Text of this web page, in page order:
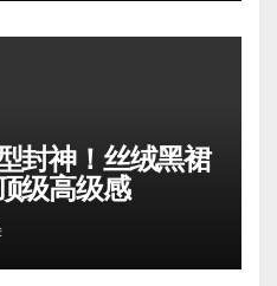
封神！丝绒黑裙
级高级感